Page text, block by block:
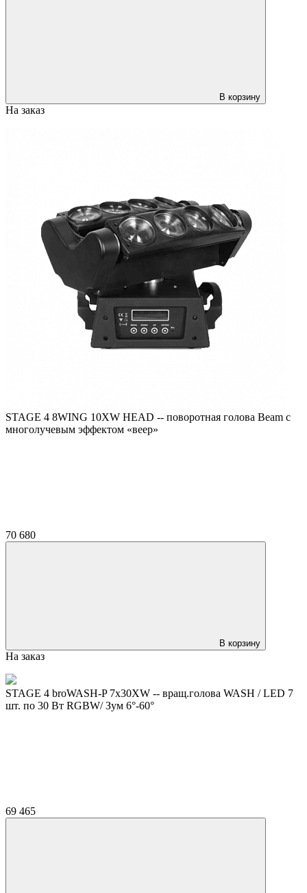
В корзину
На заказ
STAGE 4 8WING 10XW HEAD -- поворотная голова Beam с
многолучевым эффектом «веер»
70 680
В корзину
На заказ
STAGE 4 broWASH-P 7x30XW -- вращ.голова WASH / LED 7
шт. по 30 Вт RGBW/ Зум 6°-60°
69 465